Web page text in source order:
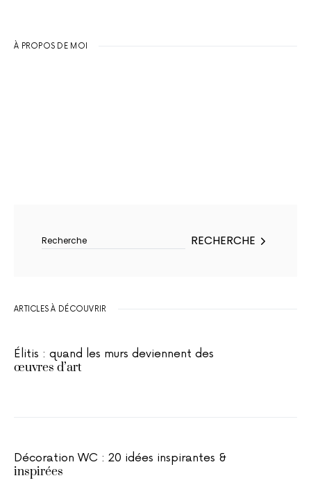
À PROPOS DE MOI
RECHERCHE
ARTICLES À DÉCOUVRIR
Élitis : quand les murs deviennent des
œuvres d’art
Décoration WC : 20 idées inspirantes &
inspirées